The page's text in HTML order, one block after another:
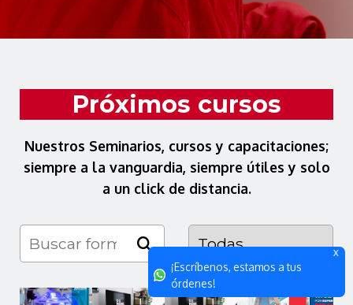
Próximos cursos
Nuestros Seminarios, cursos y capacitaciones;
siempre a la vanguardia, siempre útiles y solo
a un click de distancia.
X
¡Escríbenos, estamos a tus
órdenes!